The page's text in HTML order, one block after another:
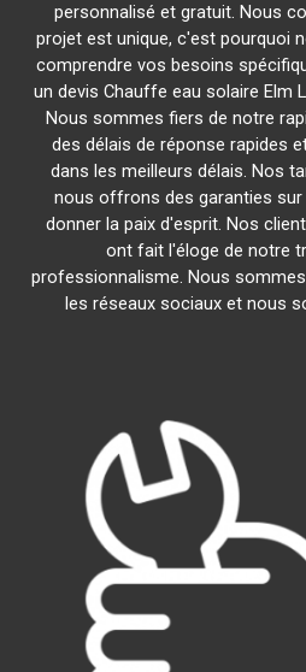
personnalisé et gratuit. Nous
projet est unique, c'est pourquoi
comprendre vos besoins
un devis Chauffe eau solaire Elm
Nous sommes fiers de notre
des délais de réponse rapides
dans les meilleurs délais. Nos
nous offrons des garanties
donner la paix d'esprit. Nos
ont fait l'éloge de notre
professionnalisme. Nous
les réseaux sociaux et nous